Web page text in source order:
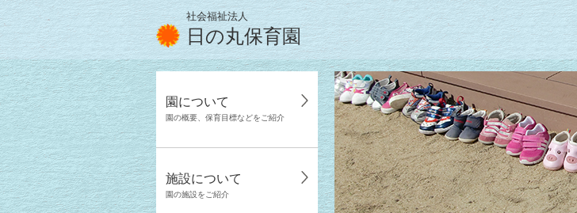
社会福祉法人
日の丸保育園
園について
園の概要、保育目標などをご紹介
施設について
園の施設をご紹介